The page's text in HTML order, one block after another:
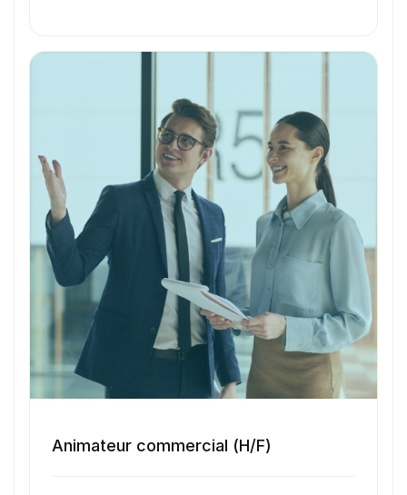
Votre nom
Votre e-mail
Numéro de téléphone
Sélectionner une agence Oxygène Intérim/ BTT
Animateur commercial (H/F)